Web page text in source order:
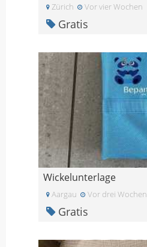
Zürich Vor vier Wochen
Gratis
Wickelunterlage
Aargau Vor drei Wochen
Gratis